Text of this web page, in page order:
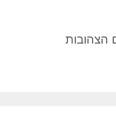
הצהובות